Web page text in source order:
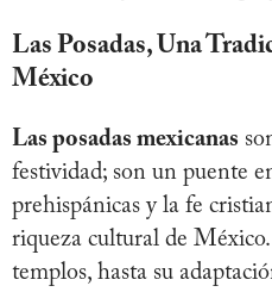
Las Posadas, Una
México
Las posadas mexicanas
festividad; son un puente
prehispánicas y la fe
riqueza cultural de
templos, hasta su